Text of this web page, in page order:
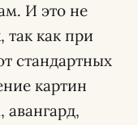
И это не
так как при
стандартных
картин
авангард,